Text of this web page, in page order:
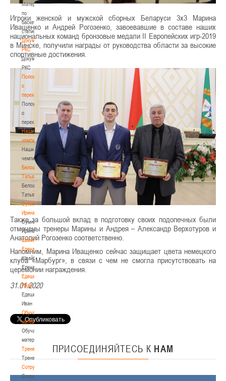
Материалы
по
баскетбольной
статистике
Документы
РКС
Документы
РКС
Положение
о
переходах
Положение
о
переходах
Наши
чемпионы
Наши
чемпионы
Белошапко
Татьяна
Белошапко
Татьяна
Сумникова
Ирина
Сумникова
Ирина
Швайбович
Елена
Швайбович
Елена
Едешко
Иван
Едешко
Иван
Обучающие
материалы
Обучающие
материалы
Тренерам
Тренерам
Сотрудничество
Сотрудничество
Игроки женской и мужской сборных Беларуси 3х3 Марина
Иващенко и Андрей Рогозенко, завоевавшие в составе наших
национальных команд бронзовые медали II Европейских игр-2019
в Минске, получили награды от руководства области за высокие
спортивные достижения.
Также за большой вклад в подготовку своих подопечных были
отмечены тренеры Марины и Андрея – Александр Верхотуров и
Анатолий Рогозенко соответственно.
Напомним, Марина Иващенко сейчас защищает цвета немецкого
клуба «Марбург», в связи с чем не смогла присутствовать на
церемонии награждения.
31.01.2020
ПРИСОЕДИНЯЙТЕСЬ К НАМ